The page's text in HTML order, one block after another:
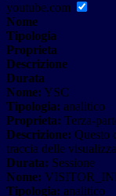
youtube.com
Nome
Tipologia
Proprieta
Descrizione
Durata
Nome: YSC
Tipologia: analitico
Proprieta: Terza-
Descrizione: Questo
traccia delle
Durata: Sessione
Nome:
Tipologia: analitico